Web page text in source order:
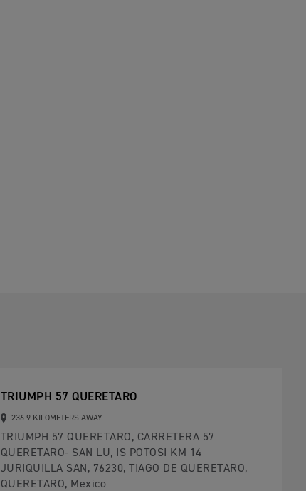
TRIUMPH 57 QUERETARO
236.9 KILOMETERS AWAY
TRIUMPH 57 QUERETARO, CARRETERA 57
QUERETARO- SAN LU, IS POTOSI KM 14
JURIQUILLA SAN, 76230, TIAGO DE QUERETARO,
QUERETARO, Mexico